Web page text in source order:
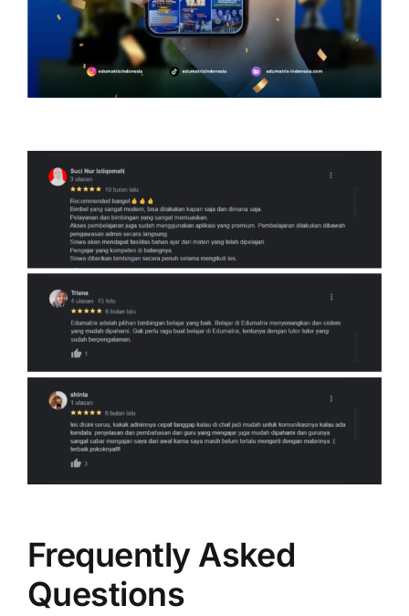
Frequently Asked
Questions